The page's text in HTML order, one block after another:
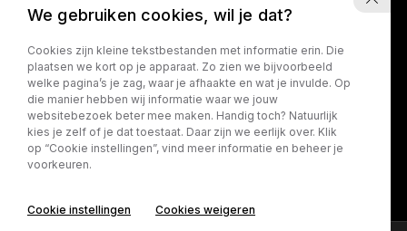
3264 XV Nieuw-Beijerland
Routebeschrijving
We gebruiken cookies, wil je dat?
Cookies zijn kleine tekstbestanden met informatie erin. Die
plaatsen we kort op je apparaat. Zo zien we bijvoorbeeld
welke pagina’s je zag, waar je afhaakte en wat je invulde. Op
die manier hebben wij informatie waar we jouw
websitebezoek beter mee maken. Handig toch? Natuurlijk
kies je zelf of je dat toestaat. Daar zijn we eerlijk over. Klik
op “Cookie instellingen”, vind meer informatie en beheer je
voorkeuren.
Cookie instellingen Cookies weigeren